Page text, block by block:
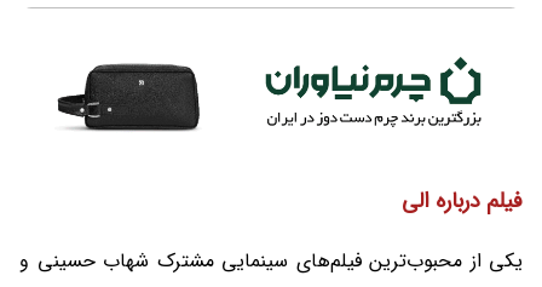
فیلم درباره الی
یکی از محبوب‌ترین فیلم‌های سینمایی مشترک شهاب حسینی و